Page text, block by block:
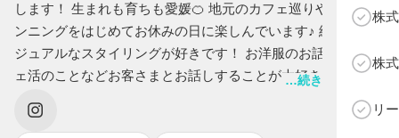
株
株
リ
します！ 生まれも育ちも愛媛🍊 地元のカフェ巡りや最近はラ
ンニングをはじめてお休みの日に楽しんでいます♪ 綺麗目カ
ジュアルなスタイリングが好きです！ お洋服のお話からカフ
ェ活のことなどお客さまとお話しすることが大好きなので、
…続きを表示する